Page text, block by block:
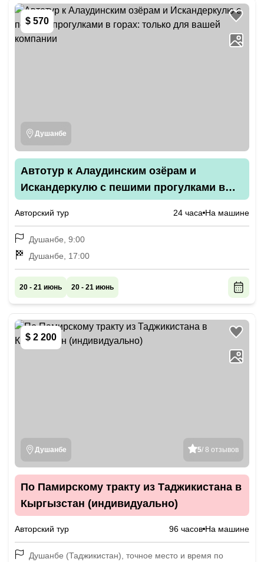
$ 570
Душанбе
Автотур к Алаудинским озёрам и
Искандеркулю с пешими прогулками в
Авторский тур 24 часа На машине
Душанбе, 9:00
Душанбе, 17:00
20 - 21 июнь 20 - 21 июнь
$ 2 200
5/ 8 отзывов
Душанбе
По Памирскому тракту из Таджикистана в
Кыргызстан (индивидуально)
Авторский тур 96 часов На машине
Душанбе (Таджикистан), точное место и время по